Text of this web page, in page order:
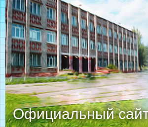
Официальный